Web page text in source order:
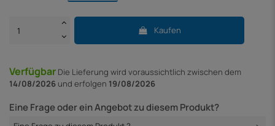
Kaufen
Verfügbar Die Lieferung wird voraussichtlich zwischen dem
14/08/2026 und erfolgen 19/08/2026
Eine Frage oder ein Angebot zu diesem Produkt?